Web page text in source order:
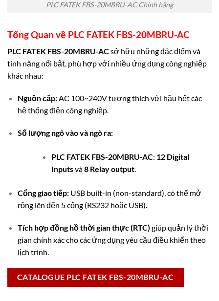
PLC FATEK FBS-20MBRU-AC Chính hãng
Tổng Quan về PLC FATEK FBS-20MBRU-AC
PLC FATEK FBS-20MBRU-ACsở hữu những đặc điểm và
tính năng nổi bật, phù hợp với nhiều ứng dụng công nghiệp
khác nhau:
Nguồn cấp:AC 100~240V tương thích với hầu hết các
hệ thống điện công nghiệp.
Số lượng ngõ vào và ngõ ra:
PLC FATEK FBS-20MBRU-AC: 12 Digital
Inputsvà8 Relay output.
Cổng giao tiếp:USB built-in (non-standard), có thể mở
rộng lên đến 5 cổng (RS232 hoặc USB).
Tích hợp đồng hồ thời gian thực (RTC) giúp quản lý thời
gian chính xác cho các ứng dụng yêu cầu điều khiển theo
lịch trình.
CATALOGUE PLC FATEK FBS-20MBRU-AC